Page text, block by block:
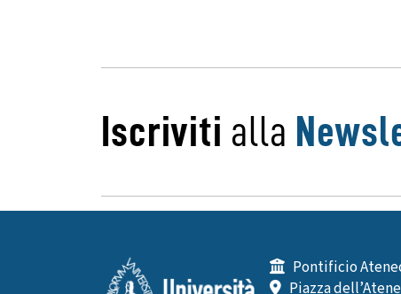
Iscriviti alla
Pontificio
Piazza